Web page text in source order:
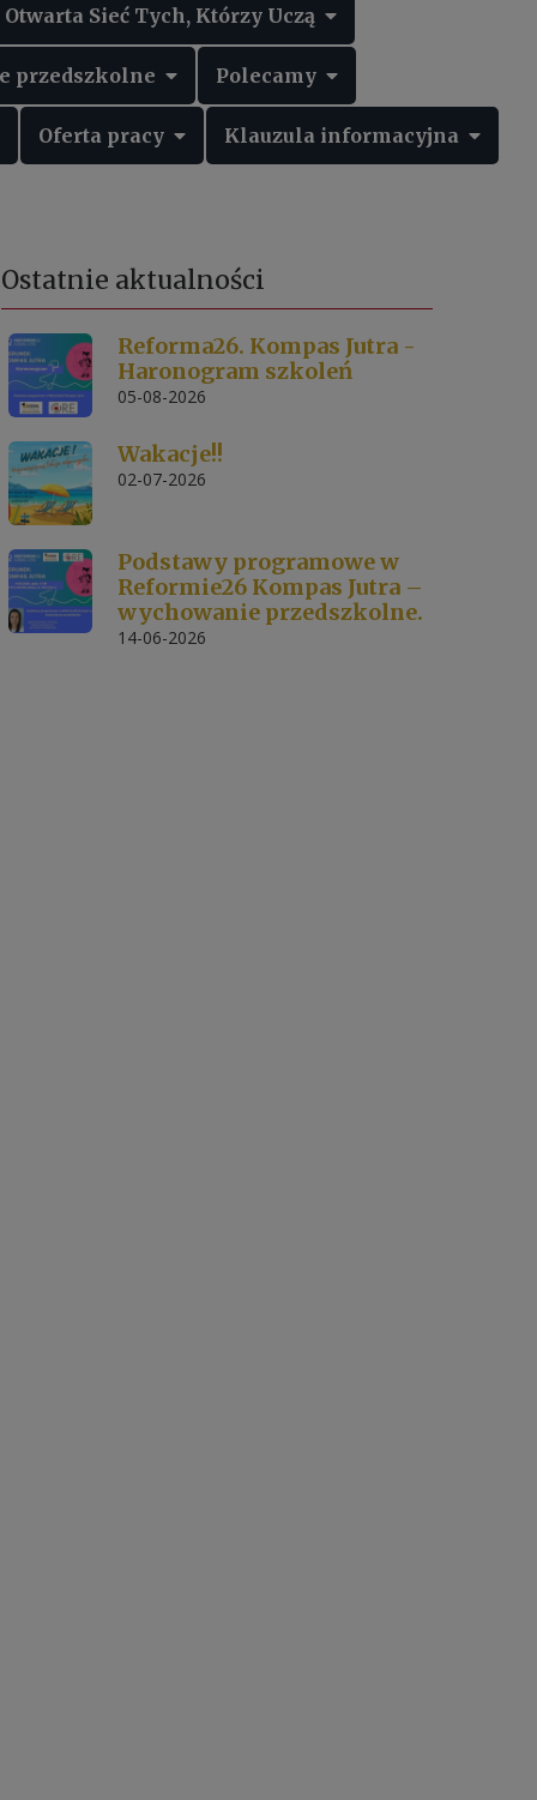
Sieć Tych, Którzy Uczą
przedszkolne Polecamy
Oferta pracy Klauzula informacyjna
Ostatnie aktualności
Reforma26. Kompas Jutra -
Haronogram szkoleń
05-08-2026
Wakacje!!
02-07-2026
Podstawy programowe w
Reformie26 Kompas Jutra –
wychowanie przedszkolne.
14-06-2026